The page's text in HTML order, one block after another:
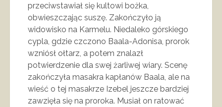
przeciwstawiał się kultowi bożka,
obwieszczając suszę. Zakończyło ją
widowisko na Karmelu. Niedaleko górskiego
cypla, gdzie czczono Baala-Adonisa, prorok
wzniósł ołtarz, a potem znalazł
potwierdzenie dla swej żarliwej wiary. Scenę
zakończyła masakra kapłanów Baala, ale na
wieść o tej masakrze Izebel jeszcze bardziej
zawzięła się na proroka. Musiał on ratować